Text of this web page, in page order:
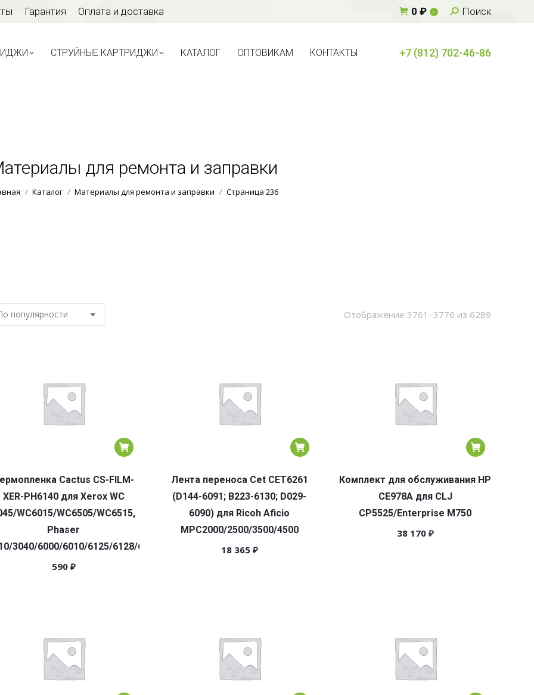
Гарантия Оплата и доставка 0 ₽ 0 Поиск:
Поиск
СТРУЙНЫЕ КАРТРИДЖИ КАТАЛОГ ОПТОВИКАМ КОНТАКТЫ +7 (812) 702-46-86
для ремонта и заправки
Вы здесь:
Каталог Материалы для ремонта и заправки Страница 236
Отображение 3761–3776 из 6289
Cactus CS-FILM-
XER-PH6140 для Xerox WC
WC6015/WC6505/WC6515,
Phaser
3040/6000/6010/6125/6128/6130/6140/6500/6510
590 ₽
Лента переноса Cet CET6261
(D144-6091; B223-6130; D029-
6090) для Ricoh Aficio
MPC2000/2500/3500/4500
18 365 ₽
Комплект для обслуживания HP
CE978A для CLJ
CP5525/Enterprise M750
38 170 ₽